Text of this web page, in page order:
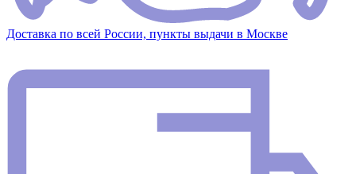
Доставка по всей России, пункты выдачи в Москве